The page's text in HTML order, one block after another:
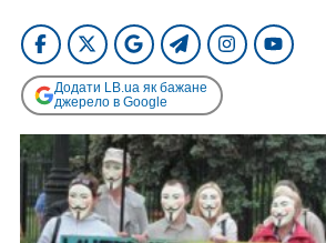
Додати LB.ua як бажане
джерело в Google